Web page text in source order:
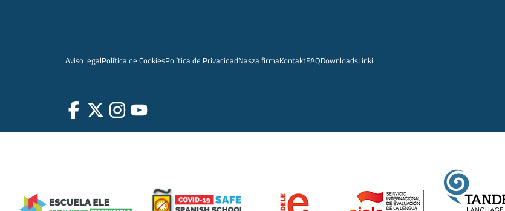
Aviso legalPolítica de CookiesPolítica de PrivacidadNasza firmaKontaktFAQDownloadsLinki